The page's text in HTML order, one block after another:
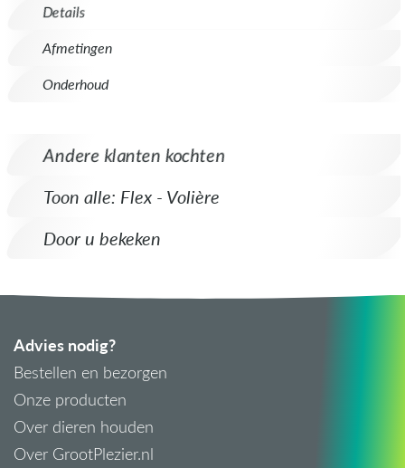
Details
Afmetingen
Onderhoud
Andere klanten kochten
Toon alle: Flex - Volière
Door u bekeken
Advies nodig?
Bestellen en bezorgen
Onze producten
Over dieren houden
Over GrootPlezier.nl